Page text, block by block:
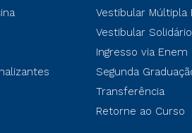
Vestibular Múltipla
Vestibular Solidário
Ingresso via Enem
Segunda
Transferência
Retorne ao Curso